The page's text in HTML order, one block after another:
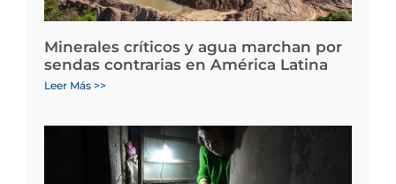
Minerales críticos y agua marchan por
sendas contrarias en América Latina
Leer Más >>